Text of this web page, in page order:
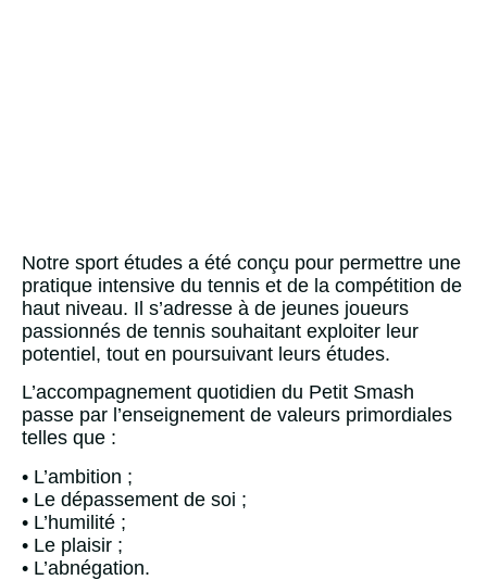
Notre sport études a été conçu pour permettre une
pratique intensive du tennis et de la compétition de
haut niveau. Il s’adresse à de jeunes joueurs
passionnés de tennis souhaitant exploiter leur
potentiel, tout en poursuivant leurs études.
L’accompagnement quotidien du Petit Smash
passe par l’enseignement de valeurs primordiales
telles que :
• L’ambition ;
• Le dépassement de soi ;
• L’humilité ;
• Le plaisir ;
• L’abnégation.